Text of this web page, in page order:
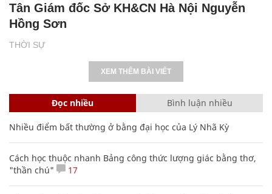
THỜI SỰ
Tân Giám đốc Sở KH&CN Hà Nội Nguyễn
Hồng Sơn
XEM THÊM BÀI VIẾT
Đọc nhiều Bình luận nhiều
Nhiều điểm bất thường ở bằng đại học của Lý Nhã Kỳ
Cách học thuộc nhanh Bảng công thức lượng giác bằng thơ,
"thần chú"
17